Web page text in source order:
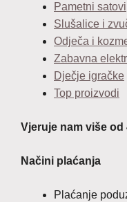
Pametni satovi
Slušalice i
Odječa i
Zabavna
Dječje igračke
Top proizvodi
Vjeruje nam više od
Načini plaćanja
Plaćanje